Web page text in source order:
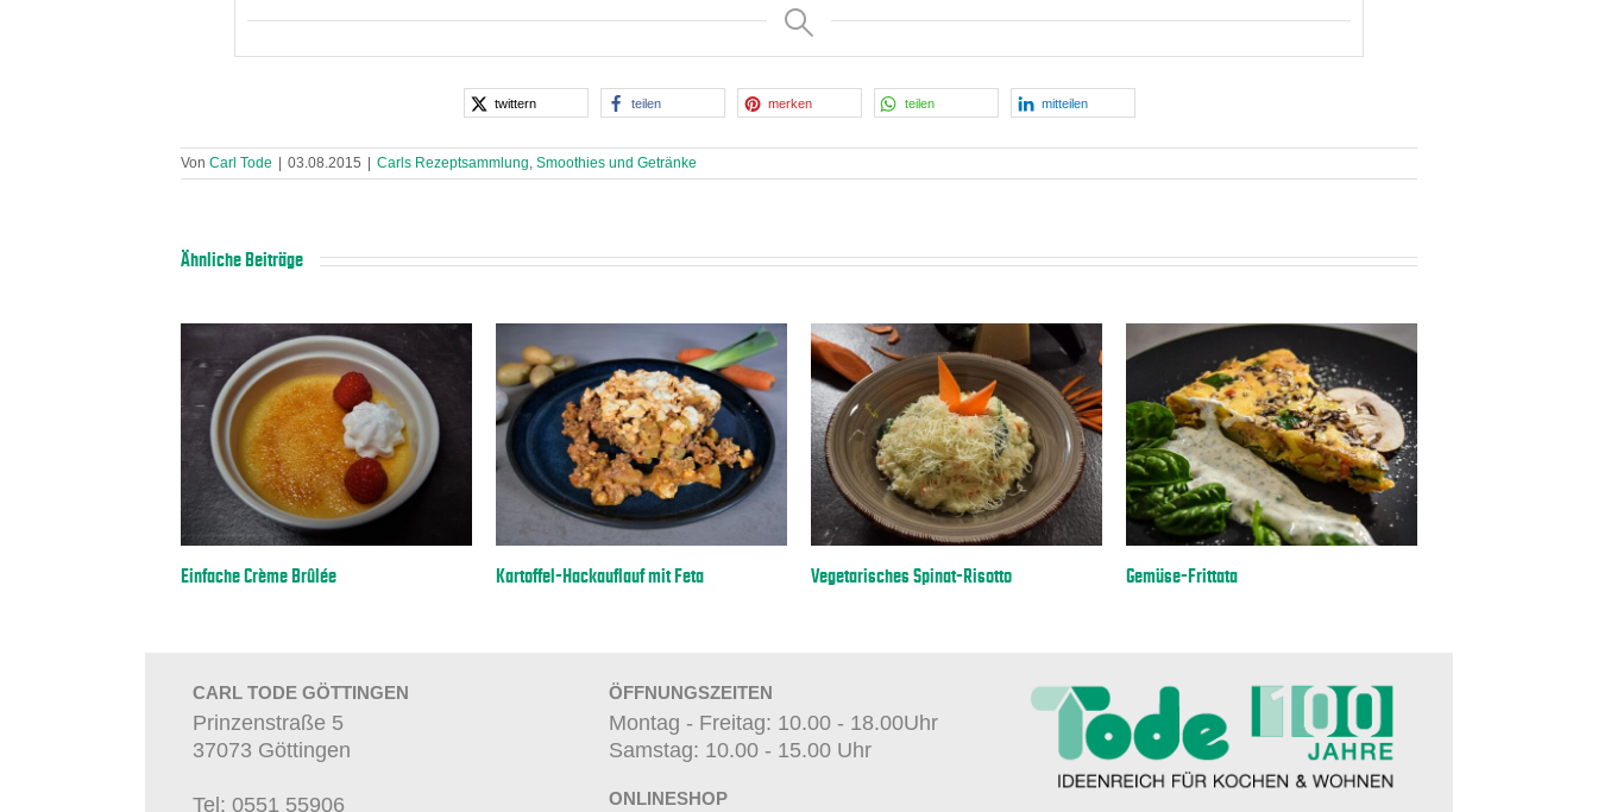
twittern teilen merken teilen mitteilen
Von Carl Tode | 03.08.2015 | Carls Rezeptsammlung Smoothies und Getränke
Ähnliche Beiträge
Einfache Crème Brûlée Kartoffel-Hackauflauf mit Feta Vegetarisches Spinat-Risotto Gemüse-Frittata
CARL TODE GÖTTINGEN
Prinzenstraße 5
37073 Göttingen
Tel: 0551 55906
ÖFFNUNGSZEITEN
Montag - Freitag: 10.00 - 18.00Uhr
Samstag: 10.00 - 15.00 Uhr
ONLINESHOP